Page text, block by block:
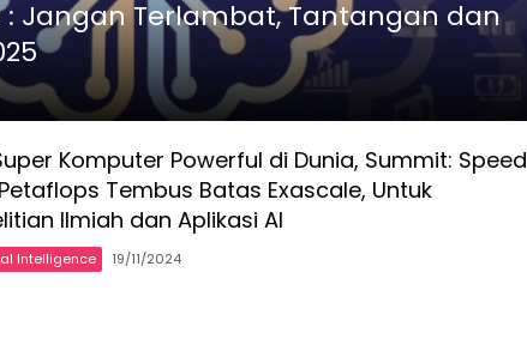
: Jangan Terlambat, Tantangan dan
Komputer Powerful di Dunia, Summit: Speed
Tembus Batas Exascale, Untuk
Ilmiah dan Aplikasi AI
Intelligence 19/11/2024